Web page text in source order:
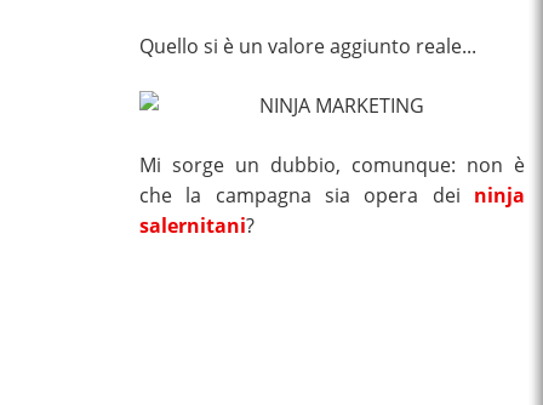
Quello si è un valore aggiunto reale...
Mi sorge un dubbio, comunque: non è
che la campagna sia opera dei ninja
salernitani?